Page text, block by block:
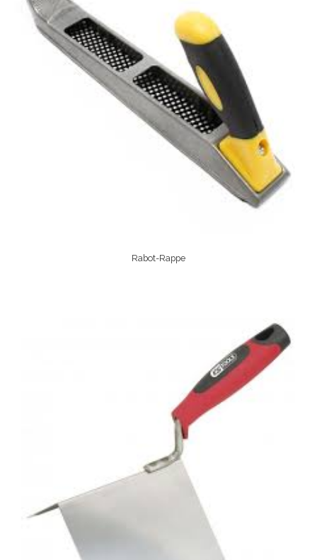
Rabot-Rappe
Lire La Suite